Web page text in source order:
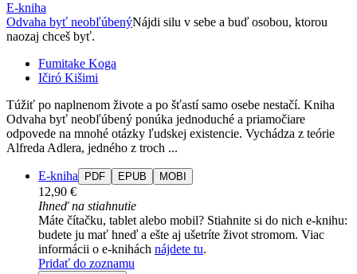
E-kniha
Odvaha byť neobľúbenýNájdi silu v sebe a buď osobou, ktorou
naozaj chceš byť.
Fumitake Koga
Ičiró Kišimi
Túžiť po naplnenom živote a po šťastí samo osebe nestačí. Kniha
Odvaha byť neobľúbený ponúka jednoduché a priamočiare
odpovede na mnohé otázky ľudskej existencie. Vychádza z teórie
Alfreda Adlera, jedného z troch ...
E-kniha PDF EPUB MOBI
12,90 €
Ihneď na stiahnutie
Máte čítačku, tablet alebo mobil? Stiahnite si do nich e-knihu:
budete ju mať hneď a ešte aj ušetríte život stromom. Viac
informácii o e-knihách nájdete tu.
Pridať do zoznamu